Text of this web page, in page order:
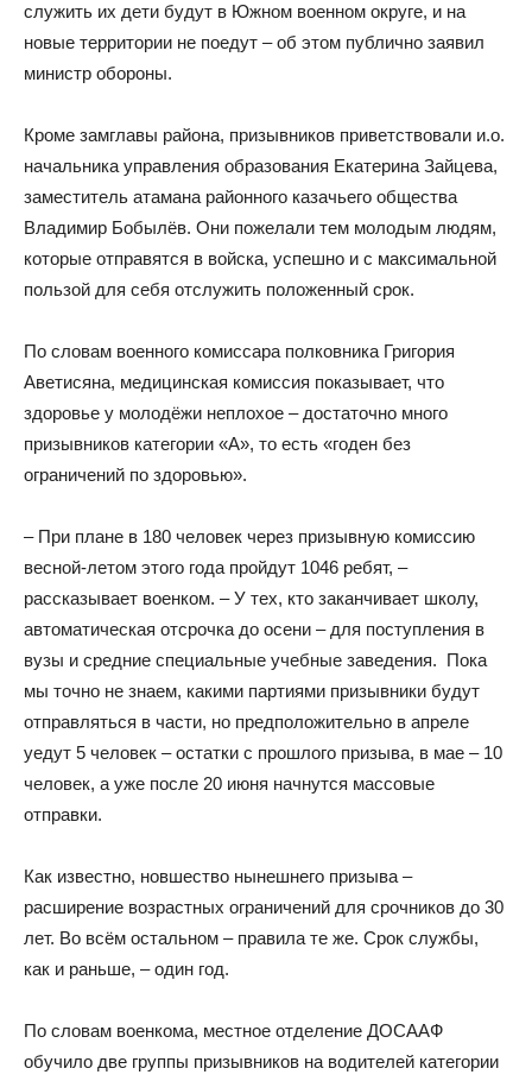
служить их дети будут в Южном военном округе, и на
новые территории не поедут – об этом публично заявил
министр обороны.
Кроме замглавы района, призывников приветствовали и.о.
начальника управления образования Екатерина Зайцева,
заместитель атамана районного казачьего общества
Владимир Бобылёв. Они пожелали тем молодым людям,
которые отправятся в войска, успешно и с максимальной
пользой для себя отслужить положенный срок.
По словам военного комиссара полковника Григория
Аветисяна, медицинская комиссия показывает, что
здоровье у молодёжи неплохое – достаточно много
призывников категории «А», то есть «годен без
ограничений по здоровью».
– При плане в 180 человек через призывную комиссию
весной-летом этого года пройдут 1046 ребят, –
рассказывает военком. – У тех, кто заканчивает школу,
автоматическая отсрочка до осени – для поступления в
вузы и средние специальные учебные заведения. Пока
мы точно не знаем, какими партиями призывники будут
отправляться в части, но предположительно в апреле
уедут 5 человек – остатки с прошлого призыва, в мае – 10
человек, а уже после 20 июня начнутся массовые
отправки.
Как известно, новшество нынешнего призыва –
расширение возрастных ограничений для срочников до 30
лет. Во всём остальном – правила те же. Срок службы,
как и раньше, – один год.
По словам военкома, местное отделение ДОСААФ
обучило две группы призывников на водителей категории